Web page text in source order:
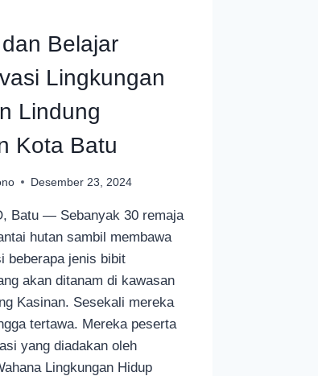
Belajar
Lingkungan
Lindung
Kota Batu
Desember 23, 2024
Batu — Sebanyak 30 remaja
hutan sambil membawa
beberapa jenis bibit
akan ditanam di kawasan
Kasinan. Sesekali mereka
tertawa. Mereka peserta
yang diadakan oleh
Lingkungan Hidup